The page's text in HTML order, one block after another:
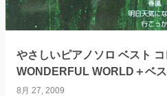
やさしいピアノソロ ベスト
WONDERFUL WORLD＋ベ
8月 27, 2009